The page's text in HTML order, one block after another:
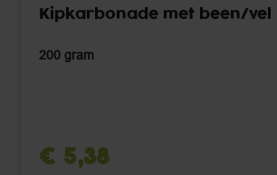
Kipkarbonade met been/vel
200 gram
€ 5,38 ‌